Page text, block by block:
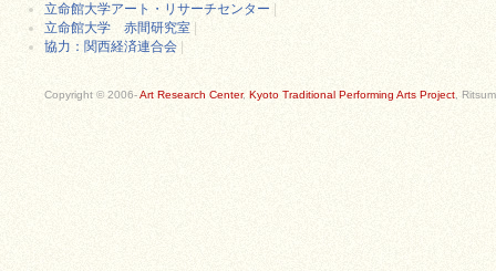
立命館大学アート・リサーチセンター
立命館大学 赤間研究室
協力：関西経済連合会
Copyright © 2006-Art Research Center, Kyoto Traditional Performing Arts Project ,